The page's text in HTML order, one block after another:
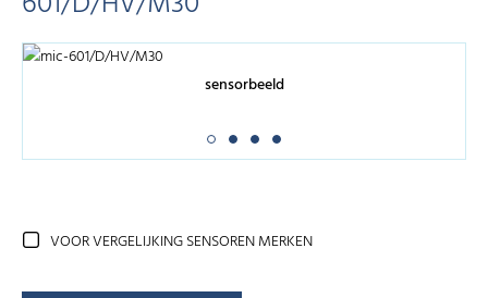
sensorbeeld
VOOR VERGELIJKING SENSOREN MERKEN